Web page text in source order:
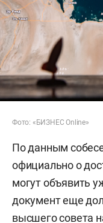
Фото: «БИЗНЕС Online»
По данным
официально о
могут объявить
документ еще
высшего совета